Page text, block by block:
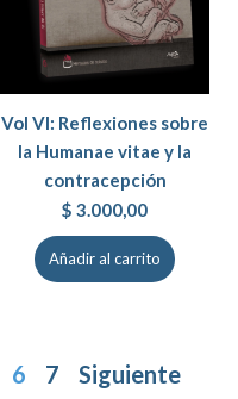
Vol VI: Reflexiones sobre
la Humanae vitae y la
contracepción
$ 3.000,00
Añadir al carrito
6 7 Siguiente